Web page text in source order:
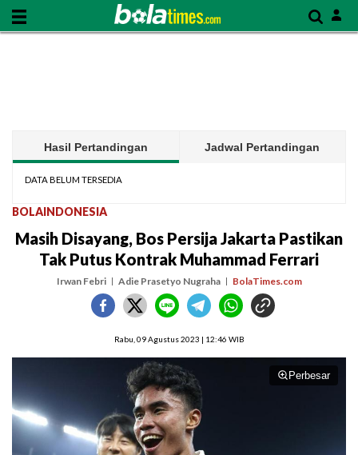
Hasil Pertandingan Jadwal Pertandingan
DATA BELUM TERSEDIA
BOLAINDONESIA
Masih Disayang, Bos Persija Jakarta Pastikan
Tak Putus Kontrak Muhammad Ferrari
Irwan Febri Adie Prasetyo Nugraha BolaTimes.com
Rabu, 09 Agustus 2023 | 12:46 WIB
Perbesar